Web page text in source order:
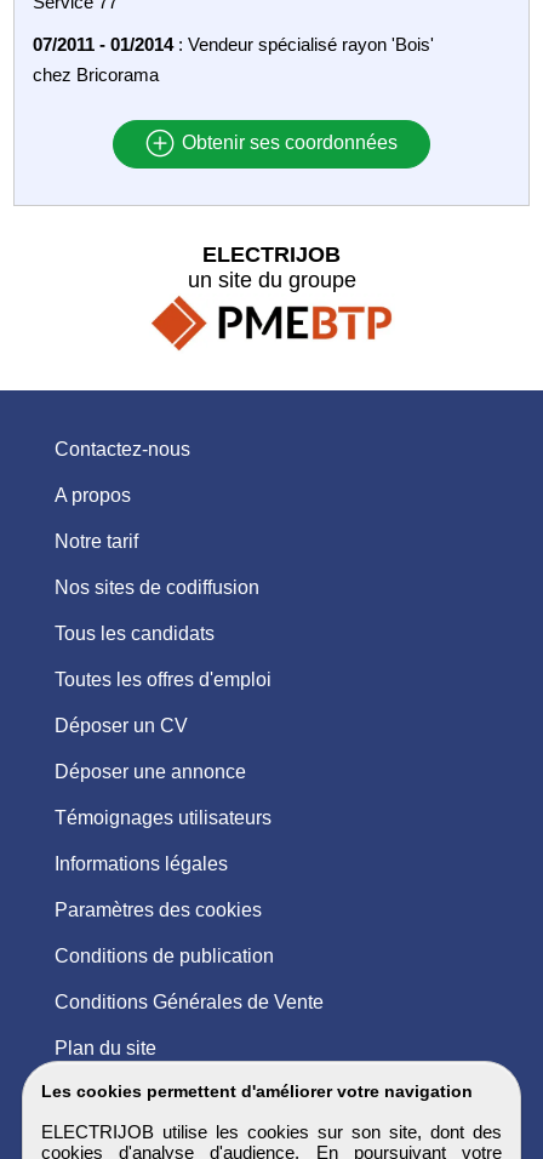
07/2011 - 01/2014: Vendeur spécialisé rayon 'Bois'
chez Bricorama
Obtenir ses coordonnées
Les cookies permettent d'améliorer votre navigation
ELECTRIJOB utilise les cookies sur son site, dont des
cookies d'analyse d'audience. En poursuivant votre
ELECTRIJOB
un site du groupe
Contactez-nous
A propos
Notre tarif
Nos sites de codiffusion
Tous les candidats
Toutes les offres d'emploi
Déposer un CV
Déposer une annonce
Témoignages utilisateurs
Informations légales
Paramètres des cookies
Conditions de publication
Conditions Générales de Vente
Plan du site